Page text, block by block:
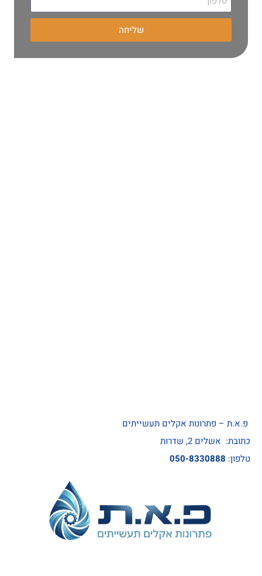
שליחה
פ.א.ת – פתרונות אקלים תעשייתים
כתובת: אשלים 2, שדרות
טלפון: 050-8330888